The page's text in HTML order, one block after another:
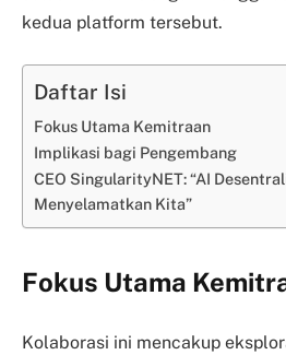
kedua platform tersebut.
Daftar Isi
Fokus Utama Kemitraan
Implikasi bagi Pengembang
CEO SingularityNET: “AI
Menyelamatkan Kita”
Fokus Utama
Kolaborasi ini mencakup